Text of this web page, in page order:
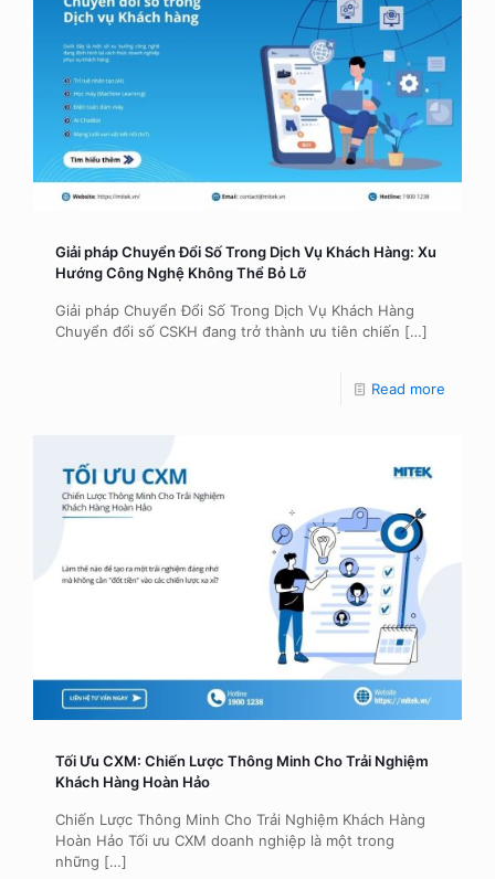
Giải pháp Chuyển Đổi Số Trong Dịch Vụ Khách Hàng: Xu
Hướng Công Nghệ Không Thể Bỏ Lỡ
Giải pháp Chuyển Đổi Số Trong Dịch Vụ Khách Hàng
Chuyển đổi số CSKH đang trở thành ưu tiên chiến […]
Read more
Tối Ưu CXM: Chiến Lược Thông Minh Cho Trải Nghiệm
Khách Hàng Hoàn Hảo
Chiến Lược Thông Minh Cho Trải Nghiệm Khách Hàng
Hoàn Hảo Tối ưu CXM doanh nghiệp là một trong
những […]